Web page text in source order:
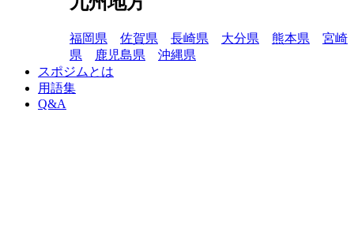
福岡県 佐賀県 長崎県 大分県 熊本県
宮崎
県
鹿児島県
沖縄県
スポジムとは
用語集
Q&A